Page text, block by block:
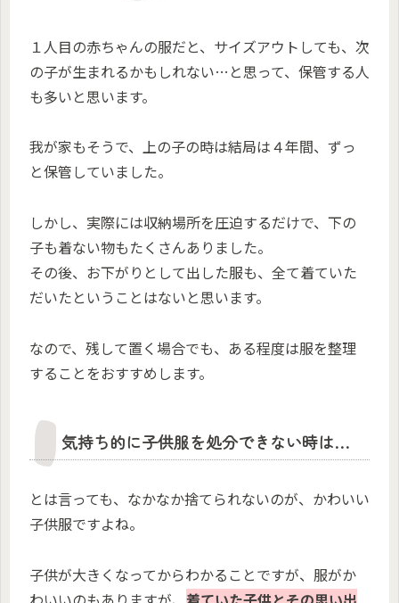
１人目の赤ちゃんの服だと、サイズアウトしても、次
の子が生まれるかもしれない…と思って、保管する人
も多いと思います。
我が家もそうで、上の子の時は結局は４年間、ずっ
と保管していました。
しかし、実際には収納場所を圧迫するだけで、下の
子も着ない物もたくさんありました。
その後、お下がりとして出した服も、全て着ていた
だいたということはないと思います。
なので、残して置く場合でも、ある程度は服を整理
することをおすすめします。
気持ち的に子供服を処分できない時は…
とは言っても、なかなか捨てられないのが、かわいい
子供服ですよね。
子供が大きくなってからわかることですが、服がか